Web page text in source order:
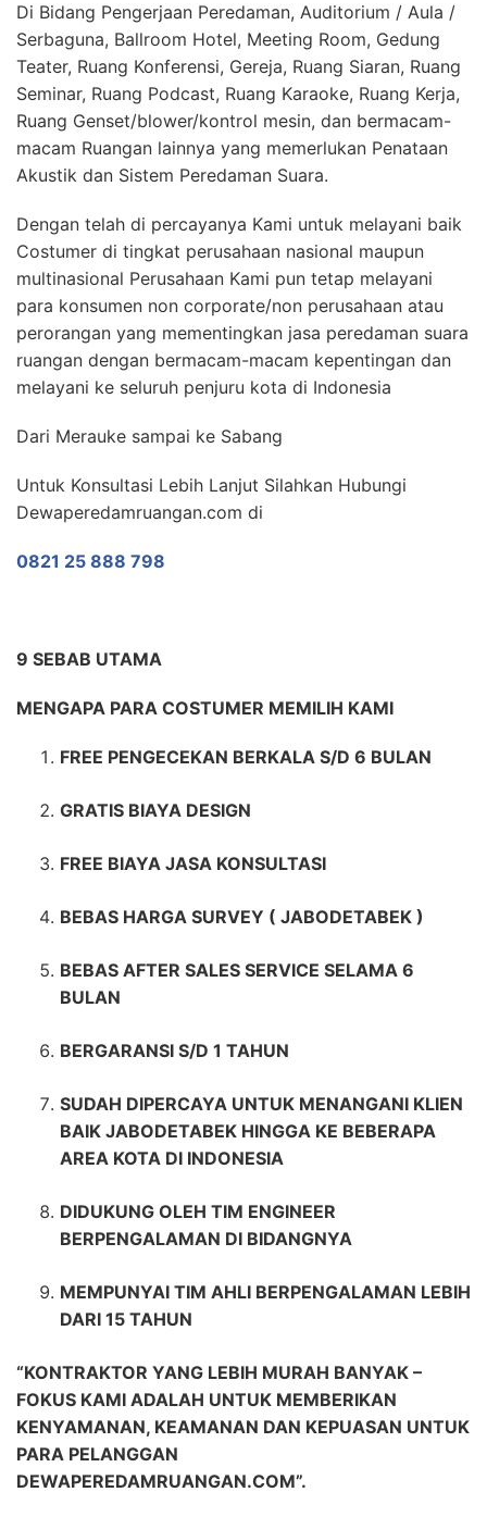
Di Bidang Pengerjaan Peredaman, Auditorium / Aula /
Serbaguna, Ballroom Hotel, Meeting Room, Gedung
Teater, Ruang Konferensi, Gereja, Ruang Siaran, Ruang
Seminar, Ruang Podcast, Ruang Karaoke, Ruang Kerja,
Ruang Genset/blower/kontrol mesin, dan bermacam-
macam Ruangan lainnya yang memerlukan Penataan
Akustik dan Sistem Peredaman Suara.
Dengan telah di percayanya Kami untuk melayani baik
Costumer di tingkat perusahaan nasional maupun
multinasional Perusahaan Kami pun tetap melayani
para konsumen non corporate/non perusahaan atau
perorangan yang mementingkan jasa peredaman suara
ruangan dengan bermacam-macam kepentingan dan
melayani ke seluruh penjuru kota di Indonesia
Dari Merauke sampai ke Sabang
Untuk Konsultasi Lebih Lanjut Silahkan Hubungi
Dewaperedamruangan.com di
0821 25 888 798
9 SEBAB UTAMA
MENGAPA PARA COSTUMER MEMILIH KAMI
FREE PENGECEKAN BERKALA S/D 6 BULAN
GRATIS BIAYA DESIGN
FREE BIAYA JASA KONSULTASI
BEBAS HARGA SURVEY ( JABODETABEK )
BEBAS AFTER SALES SERVICE SELAMA 6
BULAN
BERGARANSI S/D 1 TAHUN
SUDAH DIPERCAYA UNTUK MENANGANI KLIEN
BAIK JABODETABEK HINGGA KE BEBERAPA
AREA KOTA DI INDONESIA
DIDUKUNG OLEH TIM ENGINEER
BERPENGALAMAN DI BIDANGNYA
MEMPUNYAI TIM AHLI BERPENGALAMAN LEBIH
DARI 15 TAHUN
“KONTRAKTOR YANG LEBIH MURAH BANYAK –
FOKUS KAMI ADALAH UNTUK MEMBERIKAN
KENYAMANAN, KEAMANAN DAN KEPUASAN UNTUK
PARA PELANGGAN
DEWAPEREDAMRUANGAN.COM”.